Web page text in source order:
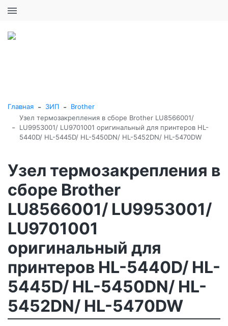
Главная - ЗИП - Brother
-
Узел термозакрепления в сборе Brother LU8566001/
LU9953001/ LU9701001 оригинальный для принтеров HL-
5440D/ HL-5445D/ HL-5450DN/ HL-5452DN/ HL-5470DW
Узел термозакрепления в
сборе Brother
LU8566001/ LU9953001/
LU9701001
оригинальный для
принтеров HL-5440D/ HL-
5445D/ HL-5450DN/ HL-
5452DN/ HL-5470DW